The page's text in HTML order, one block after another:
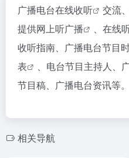
广播电台在线收听
交流
提供网上听广播 、 在线
收听指南、 广播电台节目
表
、电台节目主持人、
节目稿、广播电台资讯等。
相关导航